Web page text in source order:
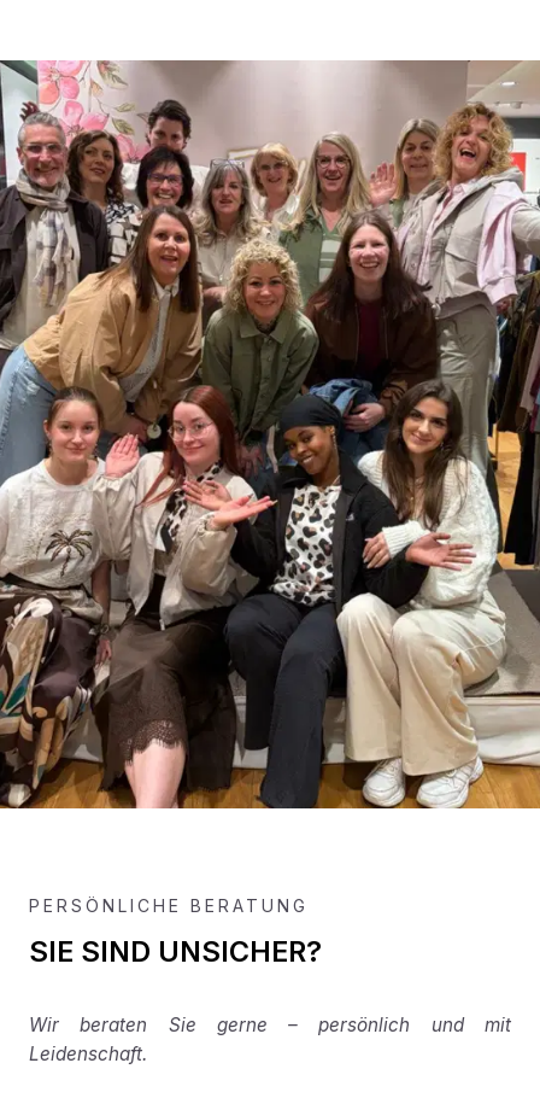
PERSÖNLICHE BERATUNG
SIE SIND UNSICHER?
Wir beraten Sie gerne – persönlich und mit
Leidenschaft.